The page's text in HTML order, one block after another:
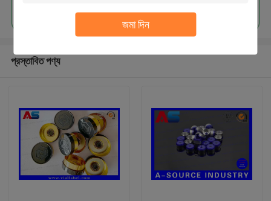
জমা দিন
প্রস্তাবিত পণ্য